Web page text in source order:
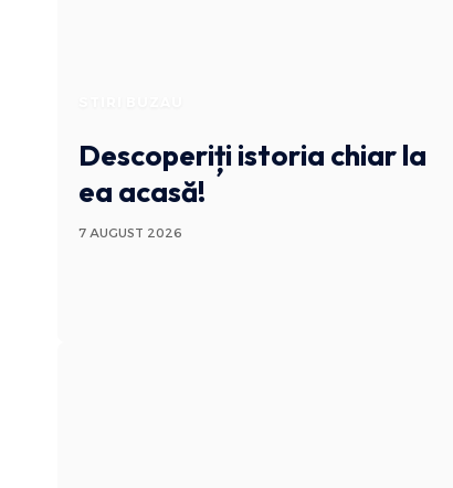
Descoperiți istoria chiar la
ea acasă!
7 AUGUST 2026